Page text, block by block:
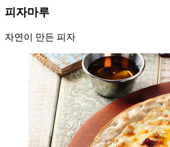
피자마루
자연이 만든 피자